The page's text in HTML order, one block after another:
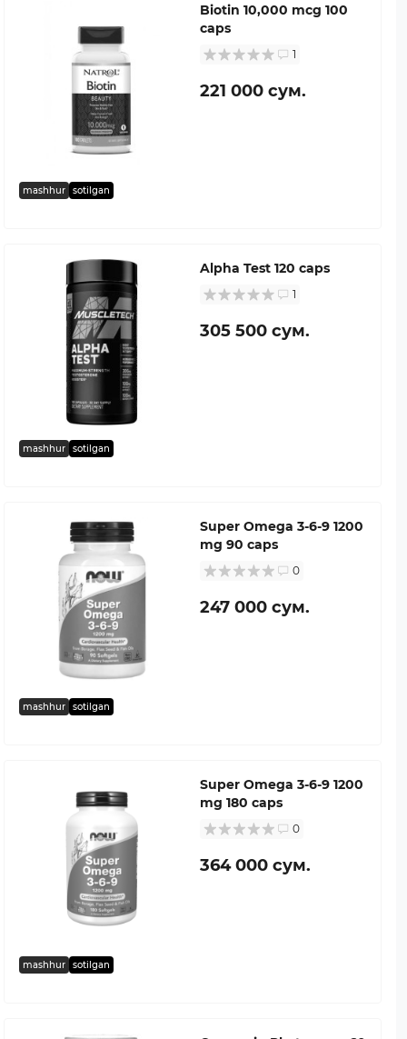
mashhur sotilgan
Biotin 10,000 mcg 100
caps
1
221 000 сум.
mashhur sotilgan
Alpha Test 120 caps
1
305 500 сум.
mashhur sotilgan
Super Omega 3-6-9 1200
mg 90 caps
0
247 000 сум.
mashhur sotilgan
Super Omega 3-6-9 1200
mg 180 caps
0
364 000 сум.